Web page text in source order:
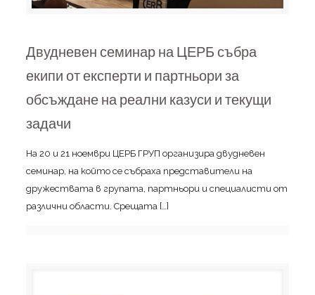
Двудневен семинар на ЦЕРБ събра
екипи от експерти и партньори за
обсъждане на реални казуси и текущи
задачи
На 20 и 21 ноември ЦЕРБ ГРУП организира двудневен
семинар, на който се събраха представители на
дружествата в групата, партньори и специалисти от
различни области. Срещата […]